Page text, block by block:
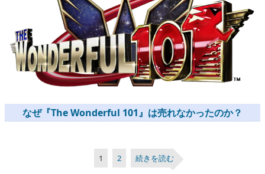
なぜ『The Wonderful 101』は売れなかったのか？
1 2 続きを読む